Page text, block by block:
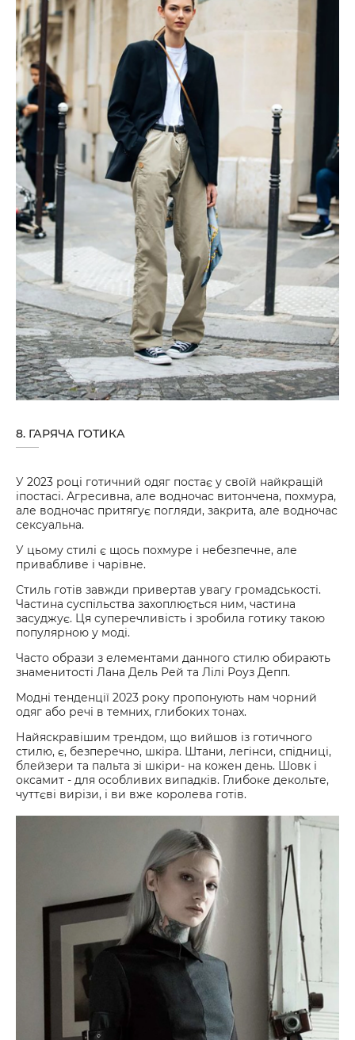
8. ГАРЯЧА ГОТИКА
У 2023 році готичний одяг постає у своїй найкращій
іпостасі. Агресивна, але водночас витончена, похмура,
але водночас притягує погляди, закрита, але водночас
сексуальна.
У цьому стилі є щось похмуре і небезпечне, але
привабливе і чарівне.
Стиль готів завжди привертав увагу громадськості.
Частина суспільства захоплюється ним, частина
засуджує. Ця суперечливість і зробила готику такою
популярною у моді.
Часто образи з елементами данного стилю обирають
знаменитості Лана Дель Рей та Лілі Роуз Депп.
Модні тенденції 2023 року пропонують нам чорний
одяг або речі в темних, глибоких тонах.
Найяскравішим трендом, що вийшов із готичного
стилю, є, безперечно, шкіра. Штани, легінси, спідниці,
блейзери та пальта зі шкіри- на кожен день. Шовк і
оксамит - для особливих випадків. Глибоке декольте,
чуттєві вирізи, і ви вже королева готів.